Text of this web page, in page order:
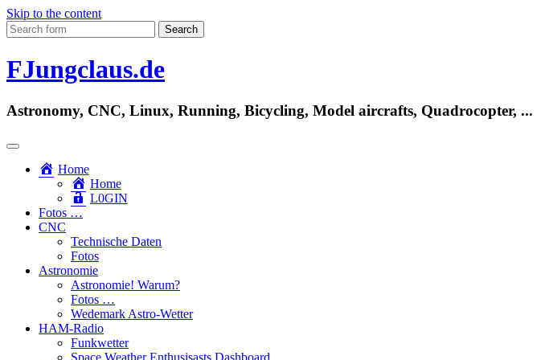
Skip to the content
Search
for:
FJungclaus.de
Astronomy, CNC, Linux, Running, Bicycling, Model aircrafts, Quadrocopter, ...
Home
Home
L​0​​GIN
Fotos …
CNC
Technische Daten
Fotos
Astronomie
Astronomie! Warum?
Fotos …
Wedemark Astro-Wetter
HAM-Radio
Funkwetter
Space Weather Enthusisasts Dashboard